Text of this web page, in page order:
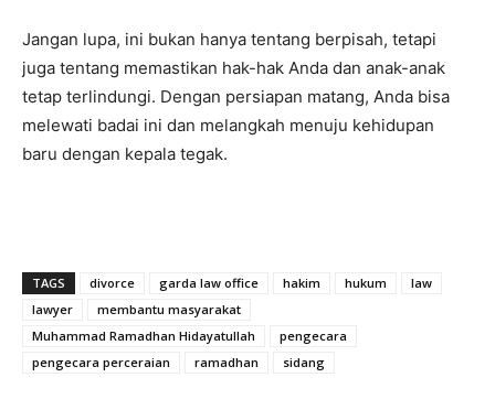
Jangan lupa, ini bukan hanya tentang berpisah, tetapi
juga tentang memastikan hak-hak Anda dan anak-anak
tetap terlindungi. Dengan persiapan matang, Anda bisa
melewati badai ini dan melangkah menuju kehidupan
baru dengan kepala tegak.
TAGS divorce garda law office hakim hukum
law
lawyer
membantu masyarakat
Muhammad Ramadhan Hidayatullah
pengecara
pengecara perceraian
ramadhan sidang